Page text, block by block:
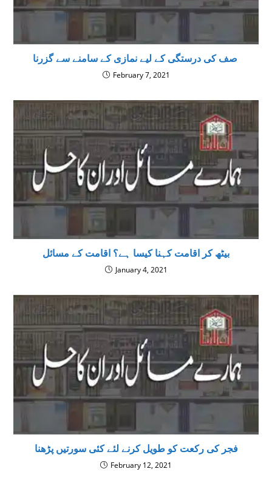
February 7, 2021
بیٹھ کر اقامت کہنا کیسا ہے؟ اقامت كے مسائل
January 4, 2021
فجر کی رکعت کو طویل کرنے لئے کئی سورتیں پڑھنا
February 12, 2021